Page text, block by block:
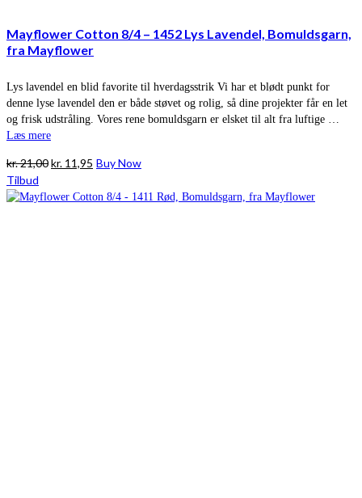
Mayflower Cotton 8/4 – 1452 Lys Lavendel, Bomuldsgarn,
fra Mayflower
Lys lavendel en blid favorite til hverdagsstrik Vi har et blødt punkt for
denne lyse lavendel den er både støvet og rolig, så dine projekter får en let
og frisk udstråling. Vores rene bomuldsgarn er elsket til alt fra luftige …
Læs mere
kr.21,00Den
pris
kr. 11,95 Den
pris
Buy Now
Tilbud